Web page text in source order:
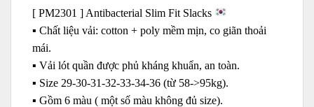
[ PM2301 ] Antibacterial Slim Fit Slacks
▪️ Chất liệu vải: cotton + poly mềm mịn, co giãn thoải
mái.
▪️ Vải lót quần được phủ kháng khuẩn, an toàn.
▪️ Size 29-30-31-32-33-34-36 (từ 58->95kg).
▪️ Gồm 6 màu ( một số màu không đủ size).